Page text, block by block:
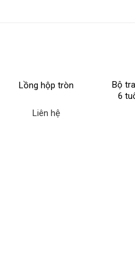
Lồng hộp tròn
Liên hệ
Bộ
6